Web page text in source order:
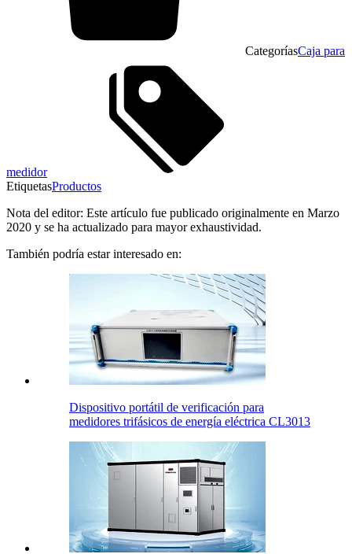
CategoríasCaja para
medidor
EtiquetasProductos
Nota del editor: Este artículo fue publicado originalmente en Marzo
2020 y se ha actualizado para mayor exhaustividad.
También podría estar interesado en:
Dispositivo portátil de verificación para
medidores trifásicos de energía eléctrica CL3013